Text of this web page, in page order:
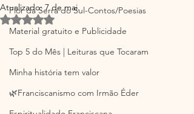
Flor da Serra do Sul-Contos/Poesias
Material gratuito e Publicidade
Top 5 do Mês | Leituras que Tocaram
Minha história tem valor
🌿Franciscanismo com Irmão Éder
Atualizado:7 de mai.
Avaliado com NaN de 5 estrelas.